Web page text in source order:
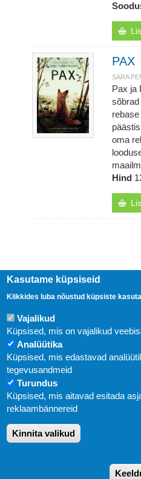
PAX
SARA
Pax ja
oma
Hind
KIRJASTUS
Paldiski mnt. 29 (A
E-post:
Kasutame küpsiseid
Klikkides luba nõustud küpsiste
Vajalikud
Küpsised, mis on vajalikud
Analüütika
Küpsised, mis edastavad
tegevusandmeid
Turundus
Küpsised, mis aitavad esitada
reklaambännereid
Kinnita valikud